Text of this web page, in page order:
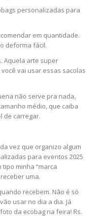
personalizadas para
em quantidade.
deforma fácil.
Aquela arte super
vai usar essas sacolas
não serve pra nada,
médio, que caiba
de carregar.
vez que organizo algum
para eventos 2025
minha “marca
uma.
recebem. Não é só
usar no dia a dia. Já
da ecobag na feira! Rs.